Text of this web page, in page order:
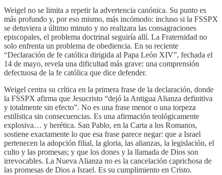
Weigel no se limita a repetir la advertencia canónica. Su punto es
más profundo y, por eso mismo, más incómodo: incluso si la FSSPX
se detuviera a último minuto y no realizara las consagraciones
episcopales, el problema doctrinal seguiría allí. La Fraternidad no
solo enfrenta un problema de obediencia. En su reciente
“Declaración de fe católica dirigida al Papa León XIV”, fechada el
14 de mayo, revela una dificultad más grave: una comprensión
defectuosa de la fe católica que dice defender.
Weigel centra su crítica en la primera frase de la declaración, donde
la FSSPX afirma que Jesucristo “dejó la Antigua Alianza definitiva
y totalmente sin efecto”. No es una frase menor o una torpeza
estilística sin consecuencias. Es una afirmación teológicamente
explosiva… y herética. San Pablo, en la Carta a los Romanos,
sostiene exactamente lo que esa frase parece negar: que a Israel
pertenecen la adopción filial, la gloria, las alianzas, la legislación, el
culto y las promesas; y que los dones y la llamada de Dios son
irrevocables. La Nueva Alianza no es la cancelación caprichosa de
las promesas de Dios a Israel. Es su cumplimiento en Cristo.